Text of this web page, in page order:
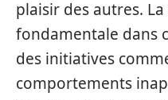
plaisir des autres.
fondamentale dans
des initiatives
comportements